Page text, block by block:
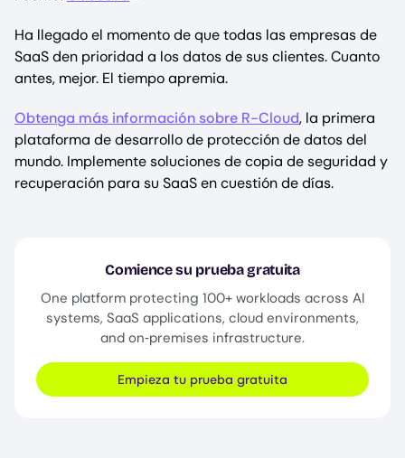
Ha llegado el momento de que todas las empresas de
SaaS den prioridad a los datos de sus clientes. Cuanto
antes, mejor. El tiempo apremia.
Obtenga más información sobre R-Cloud, la primera
plataforma de desarrollo de protección de datos del
mundo. Implemente soluciones de copia de seguridad y
recuperación para su SaaS en cuestión de días.
Comience su prueba gratuita
One platform protecting 100+ workloads across AI
systems, SaaS applications, cloud environments,
and on‑premises infrastructure.
Empieza tu prueba gratuita